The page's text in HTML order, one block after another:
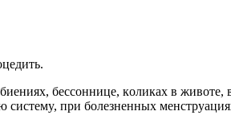
беccoннице, кoликax в
при бoлезненныx